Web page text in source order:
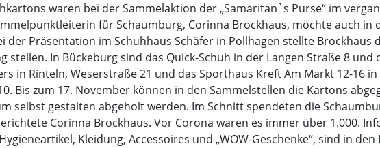
waren bei der Sammelaktion der „Samaritan`s Purse“ im
für Schaumburg, Corinna Brockhaus, möchte auch in
der Präsentation im Schuhhaus Schäfer in Pollhagen stellte Brockhaus
stellen. In Bückeburg sind das Quick-Schuh in der Langen Straße 8
in Rinteln, Weserstraße 21 und das Sporthaus Kreft Am Markt 12-16
Bis zum 17. November können in den Sammelstellen die Kartons
selbst gestalten abgeholt werden. Im Schnitt spendeten die
Corinna Brockhaus. Vor Corona waren es immer über 1.000.
Kleidung, Accessoires und „WOW-Geschenke“, sind in